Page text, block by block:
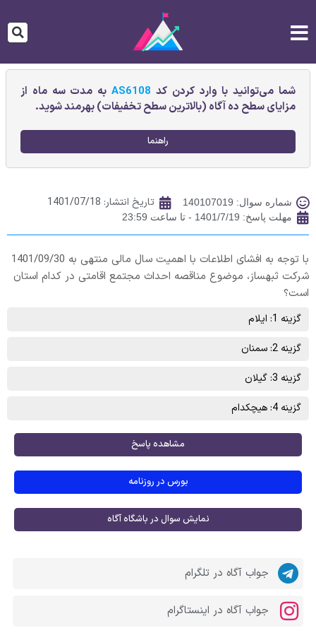
شما می‌توانید با وارد کردن کد AS6108به مدت سه ماه از
مزایای سطح ده آگاه (بالاترین سطح تخفیفات) بهرمند شوید.
راهنما
شماره سوال: 140107019 تاریخ انتشار: 1401/07/18
مهلت پاسخ: 1401/7/19 - تا ساعت 23:59
با توجه به افشای اطلاعات با اهمیت سال مالی منتهی به 1401/09/30
شرکت ثبهساز، موضوع مناقصه احداث مجتمع اقامتی در کدام استان
است؟
گزینه 1: ایلام
گزینه 2: سمنان
گزینه 3: گیلان
گزینه 4: هیچکدام
مشاهده پاسخ
بورس در روزنامه
نمایش سوال در باشگاه آگاه
جواب آگاه در تلگرام
جواب آگاه در اینستاگرام